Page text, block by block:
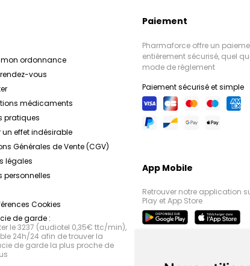
mon ordonnance
vous
médicaments
pratiques
un effet indésirable
Générales de Vente (CGV)
légales
personnelles
Cookies
de garde :
le 3237 (audiotel 0,35€ ttc/min),
24h/24 afin de trouver la
de garde la plus proche de
Paiement
Pharmaforce offre un
entièrement sécurisé, quel
mode de règlement
Paiement sécurisé et simple
App Mobile
Retrouver notre application
Play et App Store